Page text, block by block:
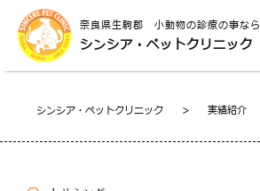
奈良県生駒郡 小動物の診療の事なら
シンシア・ペットクリニック
シンシア・ペットクリニック > 実績紹介